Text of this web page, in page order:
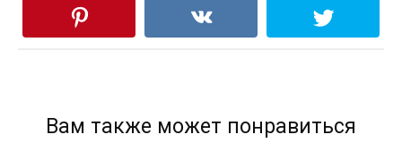
Вам также может понравиться